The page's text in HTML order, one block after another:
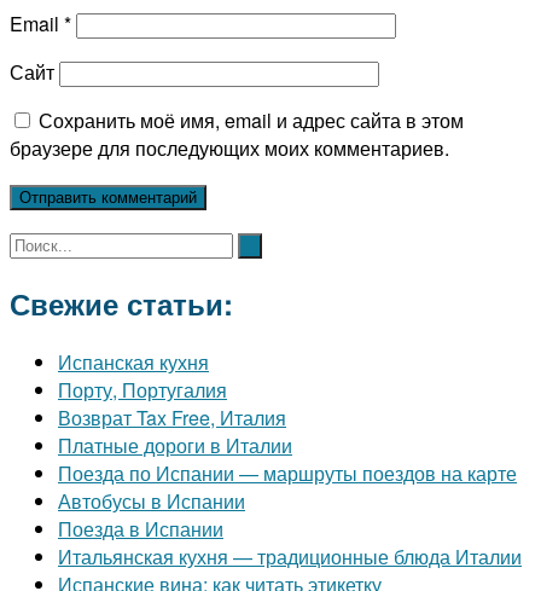
Email *
Сайт
Сохранить моё имя, email и адрес сайта в этом
браузере для последующих моих комментариев.
Свежие статьи:
Испанская кухня
Порту, Португалия
Возврат Tax Free, Италия
Платные дороги в Италии
Поезда по Испании — маршруты поездов на карте
Автобусы в Испании
Поезда в Испании
Итальянская кухня — традиционные блюда Италии
Испанские вина: как читать этикетку